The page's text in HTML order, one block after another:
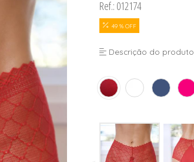
Ref.: 012174
49 % OFF
Descrição do produto